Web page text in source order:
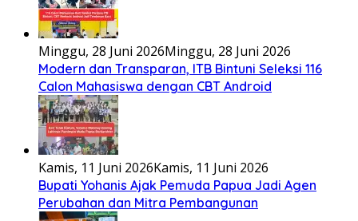
Minggu, 28 Juni 2026Minggu, 28 Juni 2026
Modern dan Transparan, ITB Bintuni Seleksi 116
Calon Mahasiswa dengan CBT Android
Kamis, 11 Juni 2026Kamis, 11 Juni 2026
Bupati Yohanis Ajak Pemuda Papua Jadi Agen
Perubahan dan Mitra Pembangunan